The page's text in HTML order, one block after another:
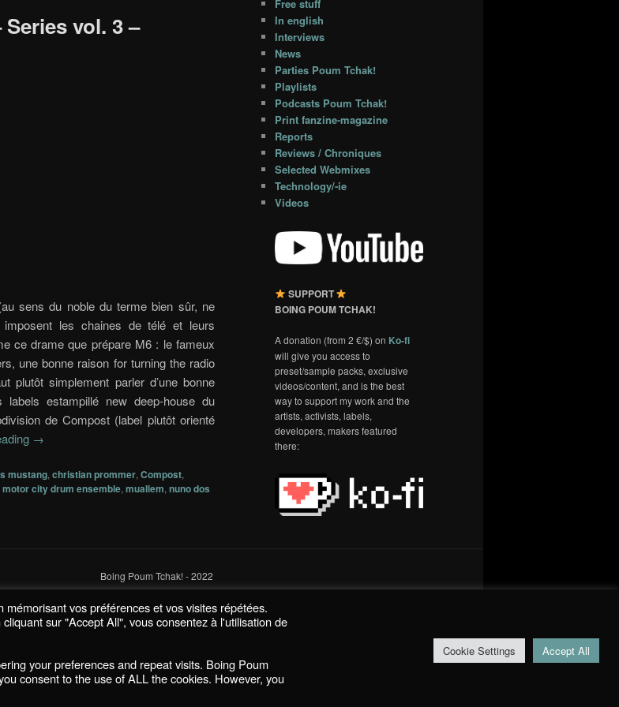
vol. 3 –
sens du noble du terme bien sûr, ne
les chaines de télé et leurs
ce drame que prépare M6 : le fameux
une bonne raison for turning the radio
simplement parler d’une bonne
estampillé new deep-house du
de Compost (label plutôt orienté
→
mustang, christian prommer, Compost,
motor city drum ensemble, muallem, nuno dos
Free stuff
In english
Interviews
News
Parties Poum Tchak!
Playlists
Podcasts Poum Tchak!
Print fanzine-magazine
Reports
Reviews / Chroniques
Selected Webmixes
Technology/-ie
Videos
SUPPORT
BOING POUM TCHAK!
A donation (from 2 €/$) on Ko-fi
will give you access to
preset/sample packs, exclusive
videos/content, and is the best
way to support my work and the
artists, activists, labels,
developers, makers featured
there:
Boing Poum Tchak! - 2022
vos préférences et vos visites répétées.
sur "Accept All", vous consentez à l'utilisation de
your preferences and repeat visits. Boing Poum
consent to the use of ALL the cookies. However, you
Cookie Settings Accept All